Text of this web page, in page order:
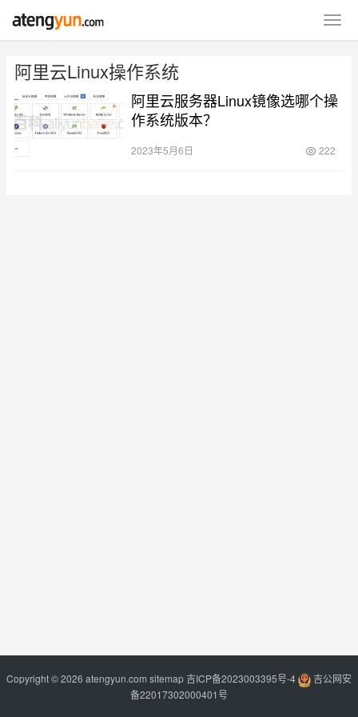
阿里云Linux操作系统
阿里云服务器Linux镜像选哪个操
作系统版本？
2023年5月6日 222
Copyright © 2026 atengyun.com sitemap吉ICP备2023003395号-4
吉公网安
备22017302000401号